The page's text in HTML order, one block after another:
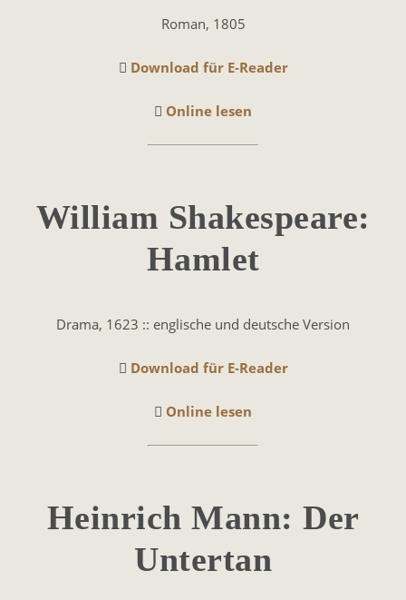
Roman, 1805
Download für E-Reader
Online lesen
William Shakespeare:
Hamlet
Drama, 1623 :: englische und deutsche Version
Download für E-Reader
Online lesen
Heinrich Mann: Der
Untertan